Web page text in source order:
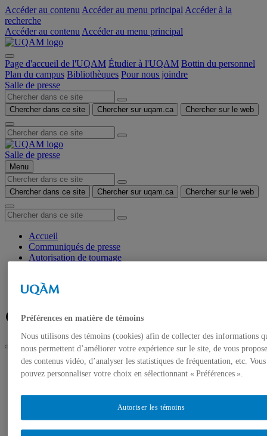
Accéder au contenu Accéder au menu principal Accéder à la
recherche
Accéder au contenu Accéder au menu principal
Page d'accueil de l'UQAM Étudier à l'UQAM Bottin du personnel
Plan du campus Bibliothèques Pour nous joindre
Salle de presse
Chercher dans ce site Chercher sur uqam.ca Chercher sur le web
Salle de presse
Menu
Chercher dans ce site Chercher sur uqam.ca Chercher sur le web
Accueil
Communiqués de presse
Autorisation de tournage
Plan du campus
Facebook
Twitter
Flux RSS
UQAM
Salle de presse
forestière de l’UQAM, panéliste à la conférence « Observer
les oiseaux pour la science »
Préférences en matière de témoins
Nous utilisons des témoins (cookies) afin de collecter des informations
nous permettent d’améliorer votre expérience sur le site, de vous
des contenus vidéo, d’analyser les statistiques de fréquentation, etc. Vous
pouvez personnaliser votre choix en sélectionnant « Préférences ».
Autoriser les témoins